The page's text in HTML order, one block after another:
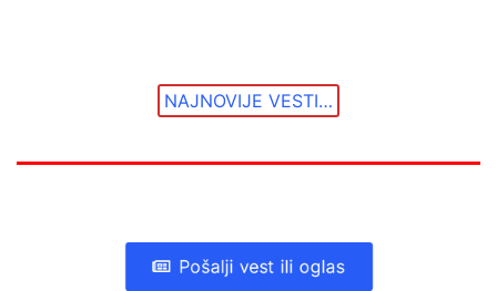
NAJNOVIJE VESTI…
Pošalji vest ili oglas